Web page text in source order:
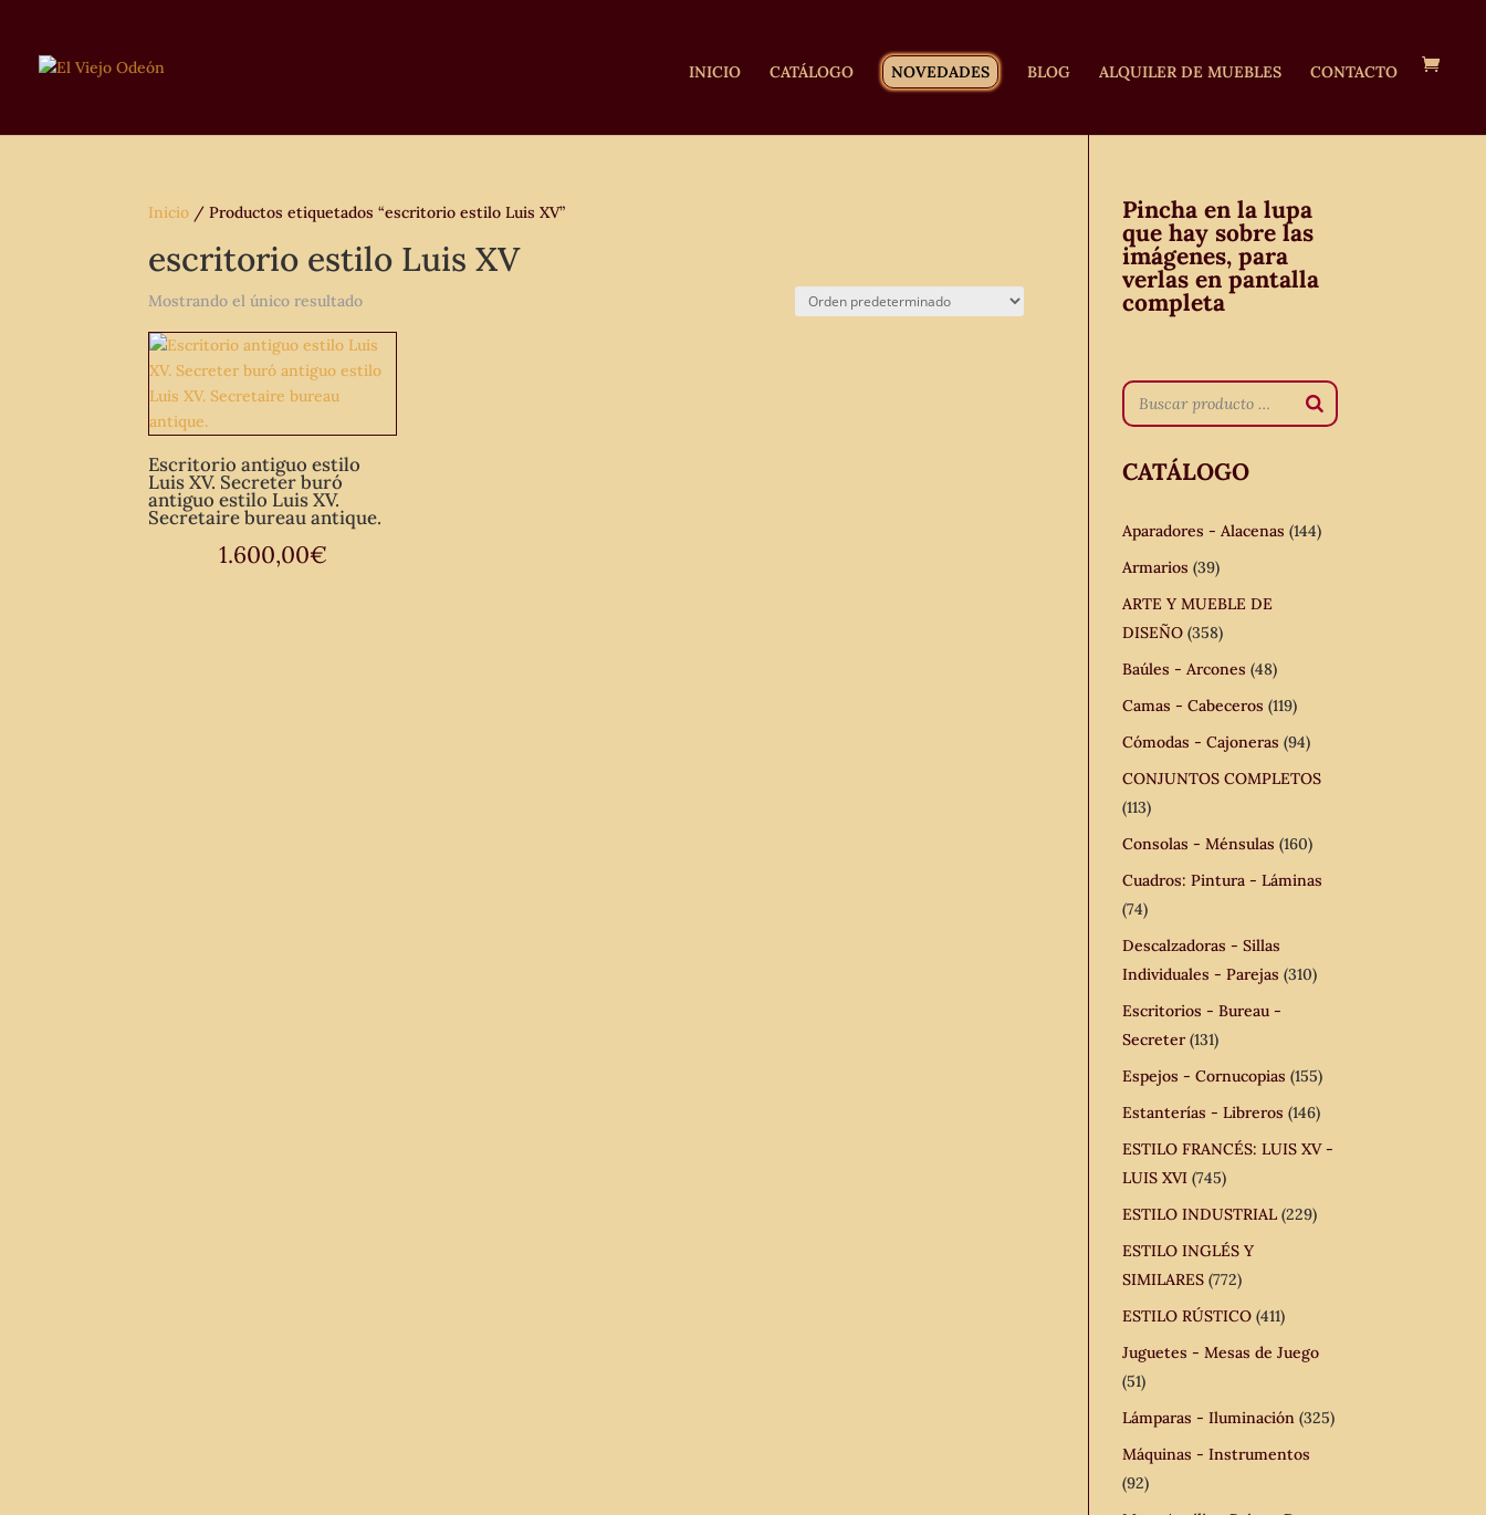
INICIO CATÁLOGO NOVEDADES BLOG ALQUILER DE MUEBLES CONTACTO
Inicio / Productos etiquetados “escritorio estilo Luis XV”
escritorio estilo Luis XV
Mostrando el único resultado
Escritorio antiguo estilo
Luis XV. Secreter buró
antiguo estilo Luis XV.
Secretaire bureau antique.
1.600,00€
Pincha en la lupa
que hay sobre las
imágenes, para
verlas en pantalla
completa
CATÁLOGO
Aparadores - Alacenas (144)
Armarios (39)
ARTE Y MUEBLE DE
DISEÑO (358)
Baúles - Arcones (48)
Camas - Cabeceros (119)
Cómodas - Cajoneras (94)
CONJUNTOS COMPLETOS
(113)
Consolas - Ménsulas (160)
Cuadros: Pintura - Láminas
(74)
Descalzadoras - Sillas
Individuales - Parejas (310)
Escritorios - Bureau -
Secreter (131)
Espejos - Cornucopias (155)
Estanterías - Libreros (146)
ESTILO FRANCÉS: LUIS XV -
LUIS XVI (745)
ESTILO INDUSTRIAL (229)
ESTILO INGLÉS Y
SIMILARES (772)
ESTILO RÚSTICO (411)
Juguetes - Mesas de Juego
(51)
Lámparas - Iluminación (325)
Máquinas - Instrumentos
(92)